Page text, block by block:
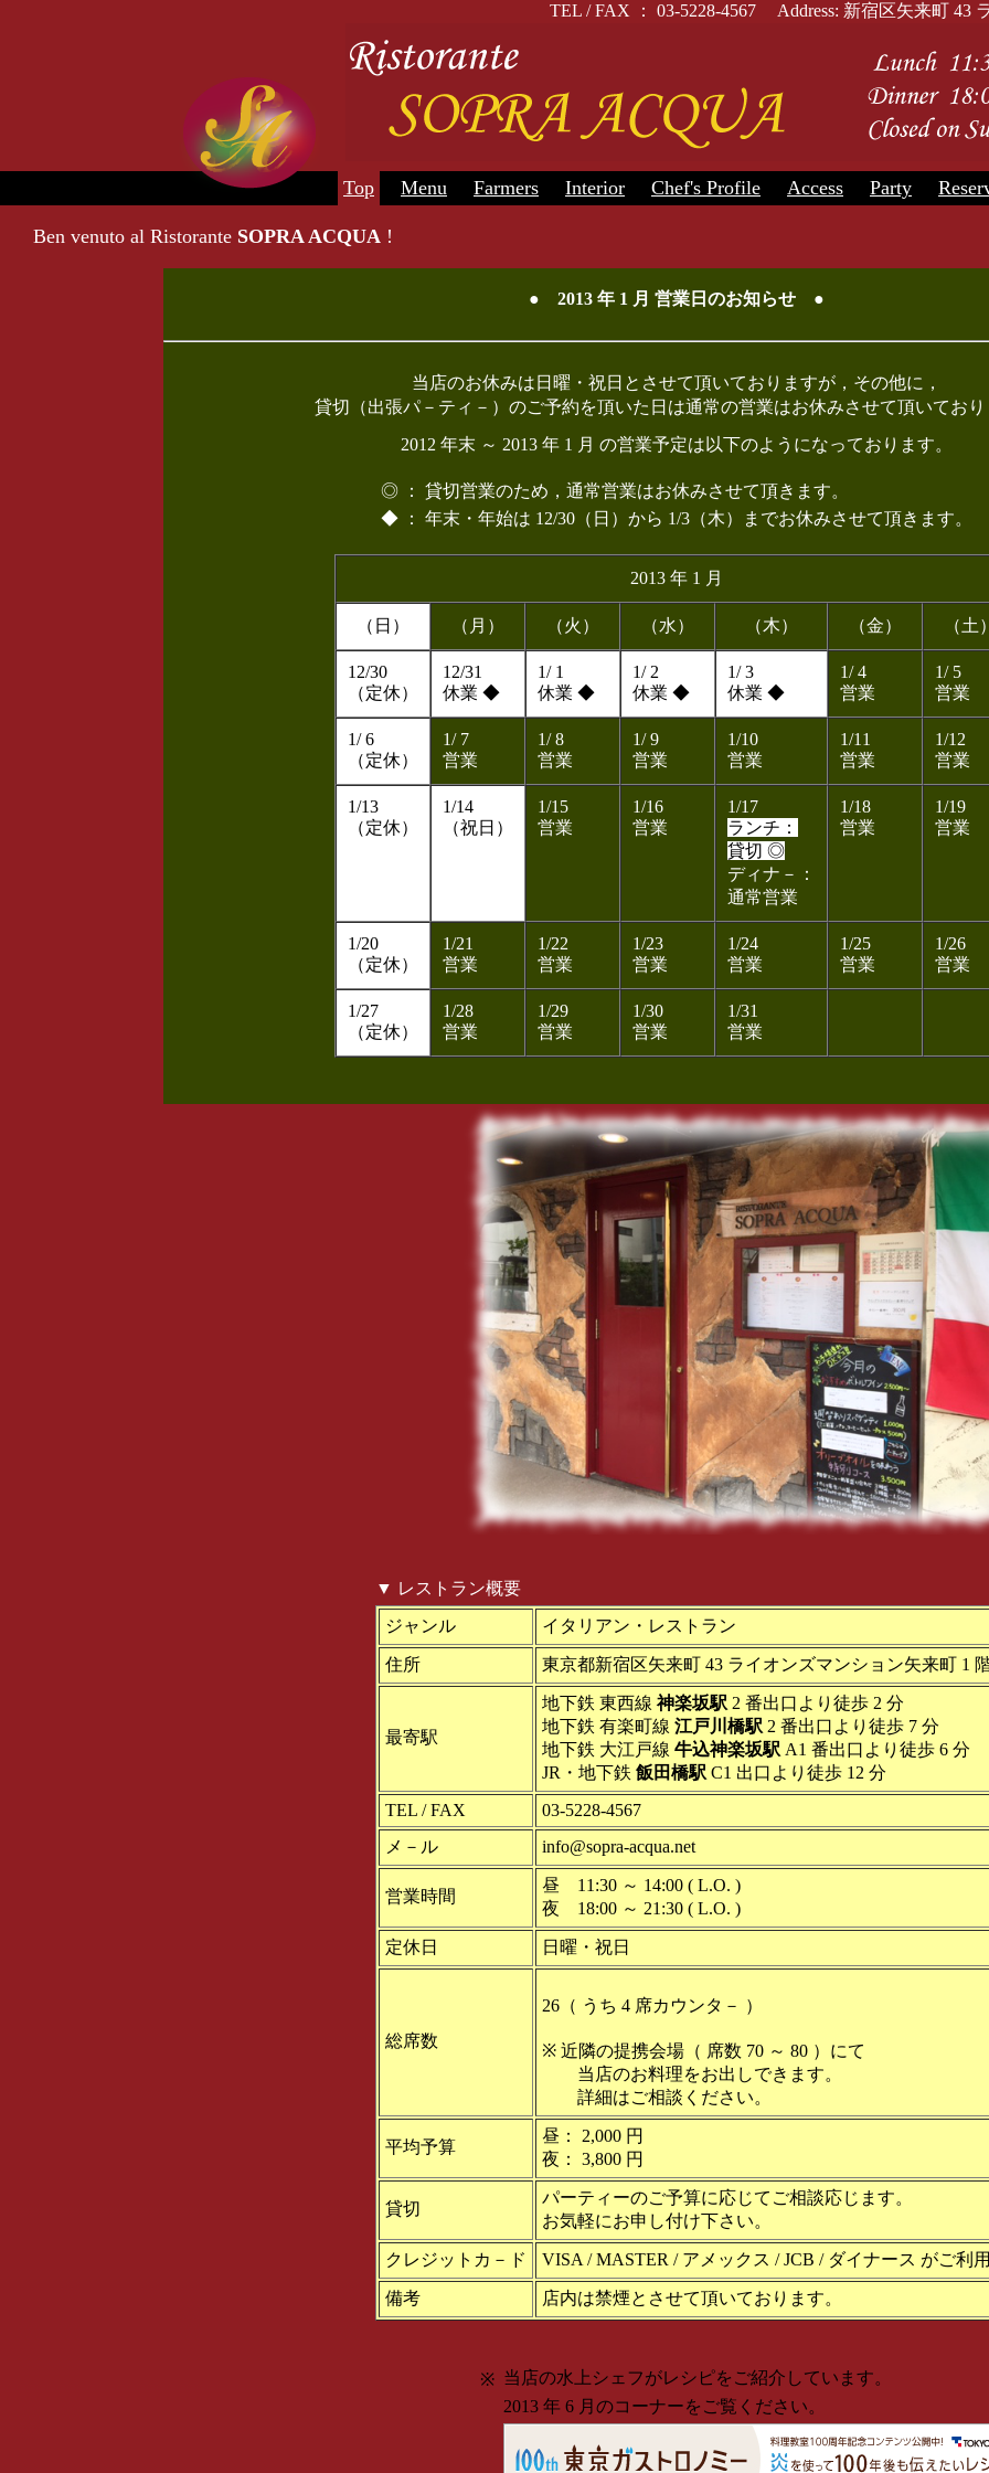
TEL / FAX ： 03-5228-4567 Address: 新宿区矢来町 43
Top Menu Farmers Interior Chef's Profile Access Party
Ben venuto al Ristorante SOPRA ACQUA !
● 2013 年 1 月 営業日のお知らせ ●
当店のお休みは日曜・祝日とさせて頂いておりますが，その他に，
貸切（出張パ－ティ－）のご予約を頂いた日は通常の営業はお休みさせて頂いてお
2012 年末 ～ 2013 年 1 月 の営業予定は以下のようになっております。
◎ ： 貸切営業のため，通常営業はお休みさせて頂きます。
◆ ： 年末・年始は 12/30（日）から 1/3（木）までお休みさせて頂きます。
2013 年 1 月
（日） （月） （火） （水） （木） （金） （土
12/30
（定休）
12/31
休業 ◆
1/ 1
休業 ◆
1/ 2
休業 ◆
1/ 3
休業 ◆
1/ 4
営業
1/ 5
営業
1/ 6
（定休）
1/ 7
営業
1/ 8
営業
1/ 9
営業
1/10
営業
1/11
営業
1/12
営業
1/13
（定休）
1/14
（祝日）
1/15
営業
1/16
営業
1/17
ランチ：
貸切 ◎
ディナ－：
通常営業
1/18
営業
1/19
営業
1/20
（定休）
1/21
営業
1/22
営業
1/23
営業
1/24
営業
1/25
営業
1/26
営業
1/27
（定休）
1/28
営業
1/29
営業
1/30
営業
1/31
営業
▼ レストラン概要
ジャンル
イタリアン・レストラン
住所 東京都新宿区矢来町 43 ライオンズマンション矢来町 1
最寄駅
地下鉄 東西線神楽坂駅 2 番出口より徒歩 2 分
地下鉄 有楽町線 江戸川橋駅 2 番出口より徒歩 7 分
地下鉄 大江戸線 牛込神楽坂駅 A1 番出口より徒歩 6 分
JR・地下鉄 飯田橋駅 C1 出口より徒歩 12 分
TEL / FAX
03-5228-4567
メ－ル
info@sopra-acqua.net
営業時間
昼 11:30 ～ 14:00 ( L.O. )
夜 18:00 ～ 21:30 ( L.O. )
定休日 日曜・祝日
総席数
26（ うち 4 席カウンタ－ ）
※ 近隣の提携会場（ 席数 70 ～ 80 ）にて
当店のお料理をお出しできます。
詳細はご相談ください。
平均予算
昼： 2,000 円
夜： 3,800 円
貸切
パーティーのご予算に応じてご相談応じます。
お気軽にお申し付け下さい。
クレジットカ－ド VISA / MASTER / アメックス / JCB / ダイナース がご利
備考 店内は禁煙とさせて頂いております。
※ 当店の水上シェフがレシピをご紹介しています。
2013 年 6 月のコーナーをご覧ください。